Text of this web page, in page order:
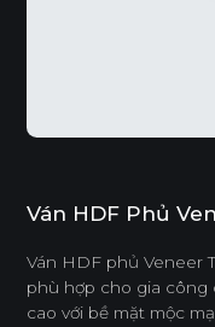
Ván HDF Phủ
Ván HDF phủ Veneer
phù hợp cho gia công
cao với bề mặt mộc